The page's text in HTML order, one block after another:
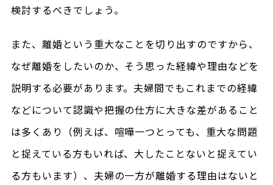
検討するべきでしょう。
また、離婚という重大なことを切り出すのですから、
なぜ離婚をしたいのか、そう思った経緯や理由などを
説明する必要があります。夫婦間でもこれまでの経緯
などについて認識や把握の仕方に大きな差があること
は多くあり（例えば、喧嘩一つとっても、重大な問題
と捉えている方もいれば、大したことないと捉えてい
る方もいます）、夫婦の一方が離婚する理由はないと